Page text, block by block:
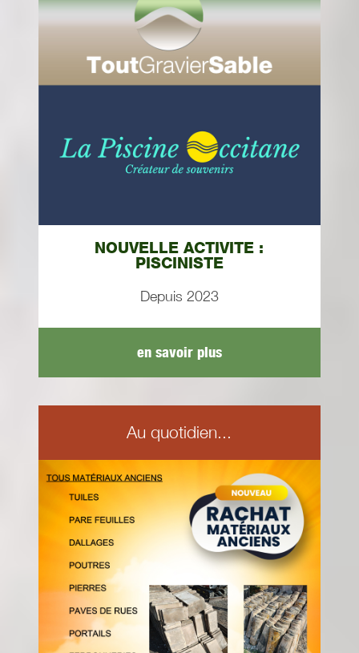
NOUVELLE ACTIVITE :
PISCINISTE
Depuis 2023
en savoir plus
Au quotidien...